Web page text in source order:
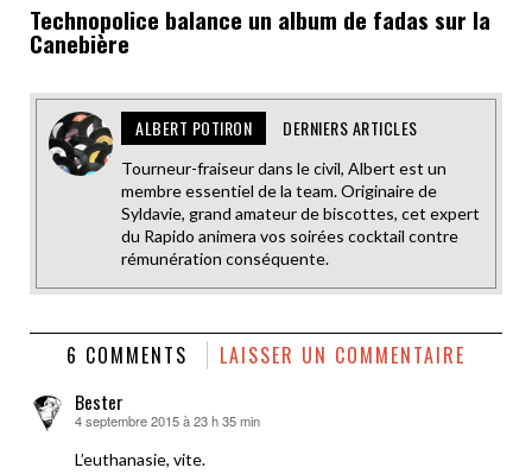
Technopolice balance un album de fadas sur la
Canebière
ALBERT POTIRON DERNIERS ARTICLES
Tourneur-fraiseur dans le civil, Albert est un
membre essentiel de la team. Originaire de
Syldavie, grand amateur de biscottes, cet expert
du Rapido animera vos soirées cocktail contre
rémunération conséquente.
6 COMMENTS LAISSER UN COMMENTAIRE
Bester
dit :
4 septembre 2015 à 23 h 35 min
L’euthanasie, vite.